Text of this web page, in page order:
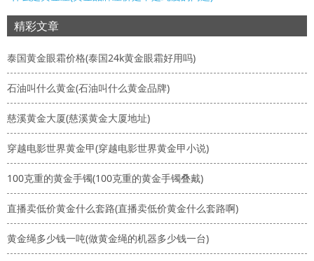
精彩文章
泰国黄金眼霜价格(泰国24k黄金眼霜好用吗)
石油叫什么黄金(石油叫什么黄金品牌)
慈溪黄金大厦(慈溪黄金大厦地址)
穿越电影世界黄金甲(穿越电影世界黄金甲小说)
100克重的黄金手镯(100克重的黄金手镯叠戴)
直播卖低价黄金什么套路(直播卖低价黄金什么套路啊)
黄金绳多少钱一吨(做黄金绳的机器多少钱一台)